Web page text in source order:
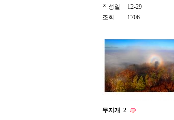
작성일
12-29
조회
1706
무지개 2